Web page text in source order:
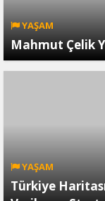
YAŞAM
Mahmut Çelik
YAŞAM
Türkiye